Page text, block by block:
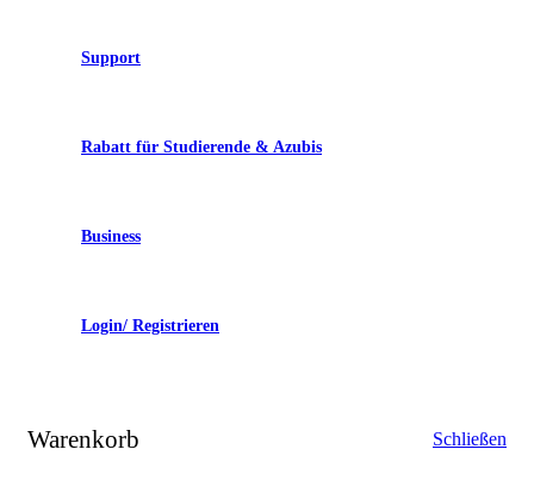
Support
Rabatt für Studierende & Azubis
Business
Login/ Registrieren
Warenkorb Schließen